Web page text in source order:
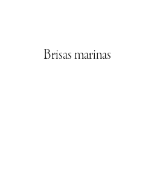
Brisas marinas